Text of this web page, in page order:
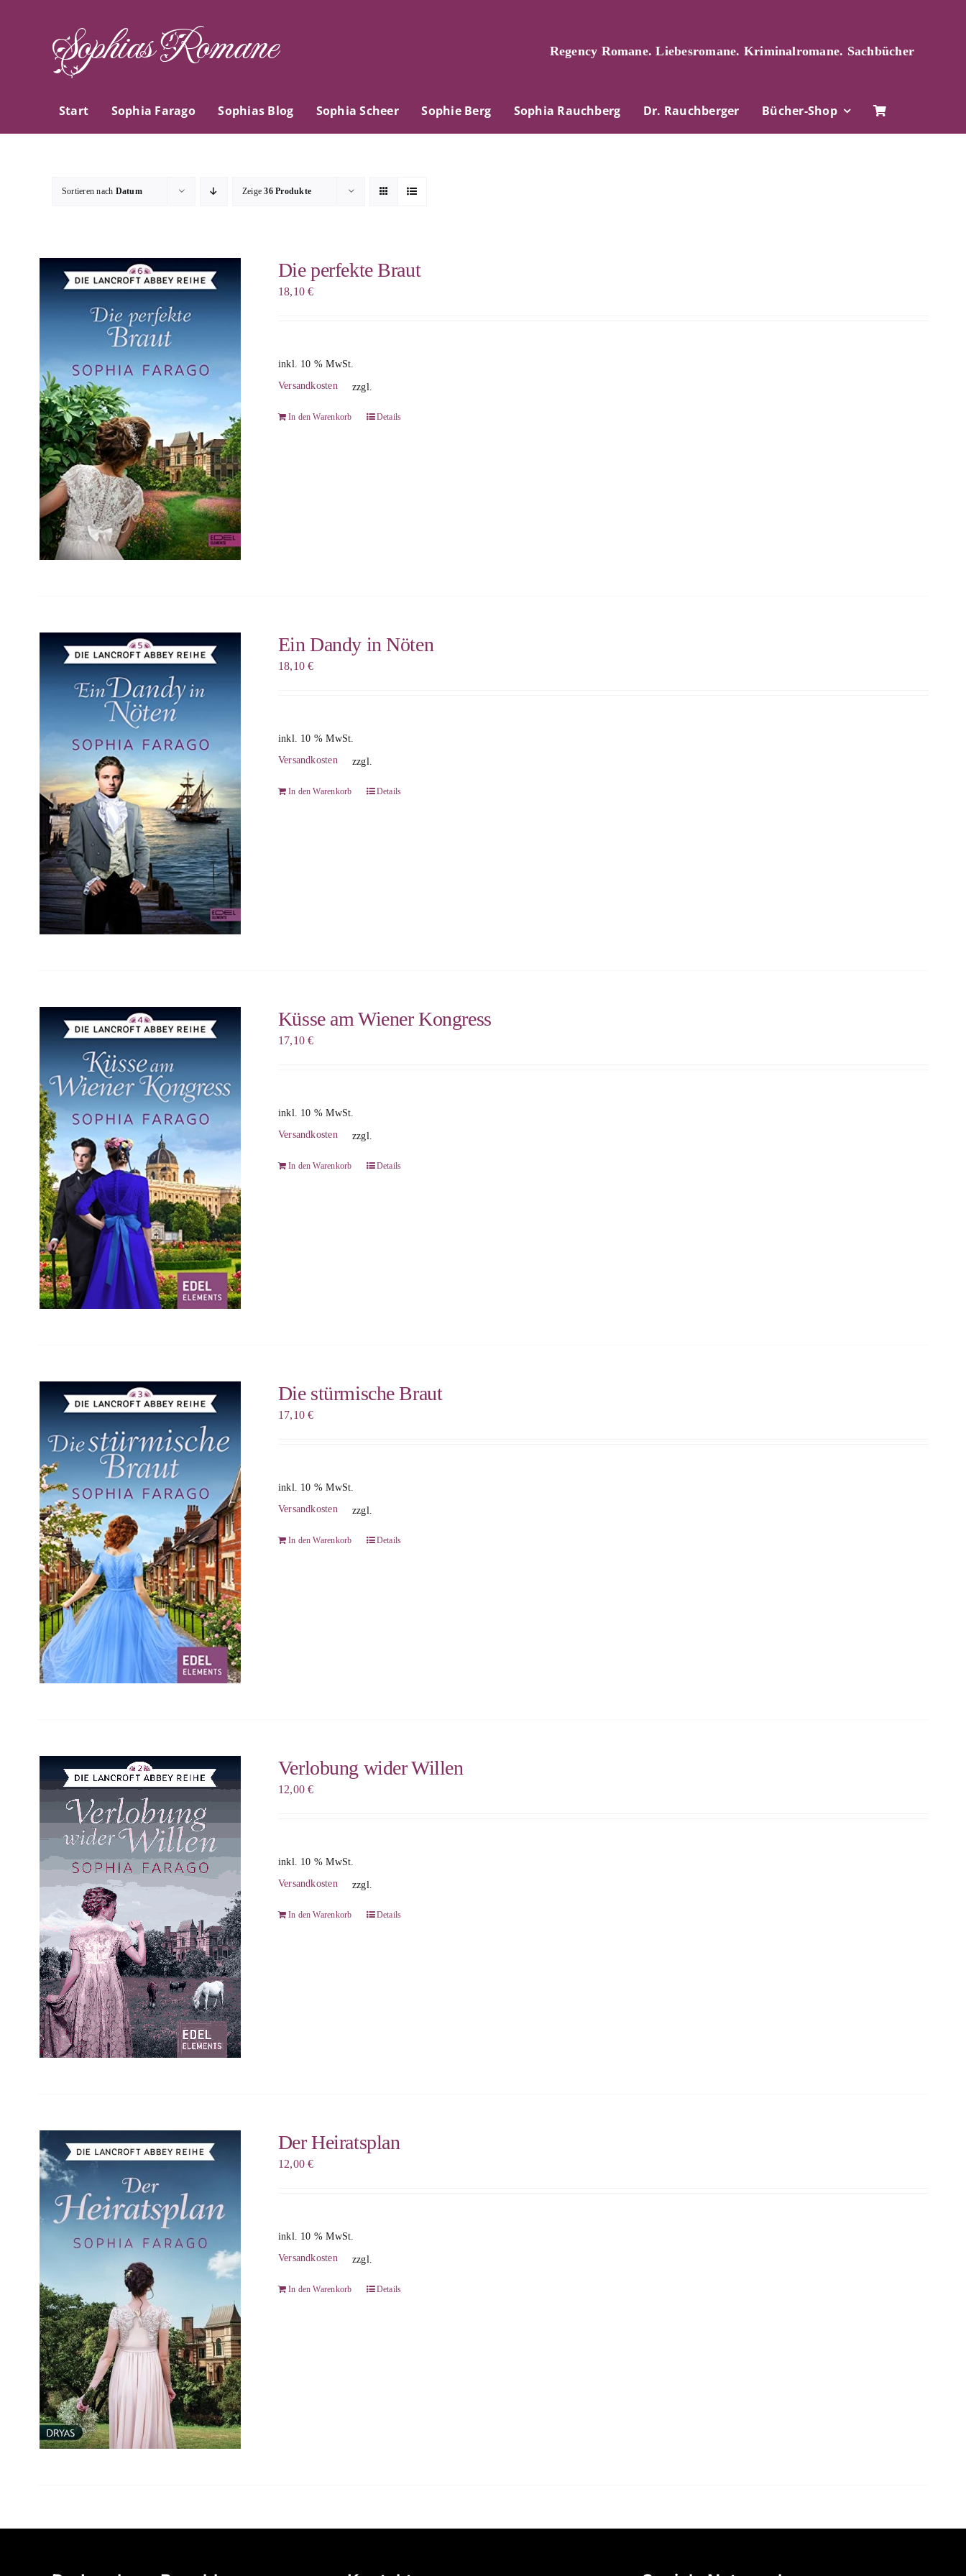
Sophias Romane Regency Romane. Liebesromane. Kriminalromane. Sachbücher
Start Sophia Farago Sophias Blog Sophia Scheer Sophie Berg Sophia Rauchberg Dr. Rauchberger Bücher-Shop
Sortieren nach Datum Zeige36 Produkte
Die perfekte Braut
18,10€
inkl. 10 % MwSt.
zzgl.
Versandkosten
In den Warenkorb Details
Ein Dandy in Nöten
18,10€
inkl. 10 % MwSt.
zzgl.
Versandkosten
In den Warenkorb Details
Küsse am Wiener Kongress
17,10€
inkl. 10 % MwSt.
zzgl.
Versandkosten
In den Warenkorb Details
Die stürmische Braut
17,10€
inkl. 10 % MwSt.
zzgl.
Versandkosten
In den Warenkorb Details
Verlobung wider Willen
12,00€
inkl. 10 % MwSt.
zzgl.
Versandkosten
In den Warenkorb Details
Der Heiratsplan
12,00€
inkl. 10 % MwSt.
zzgl.
Versandkosten
In den Warenkorb Details